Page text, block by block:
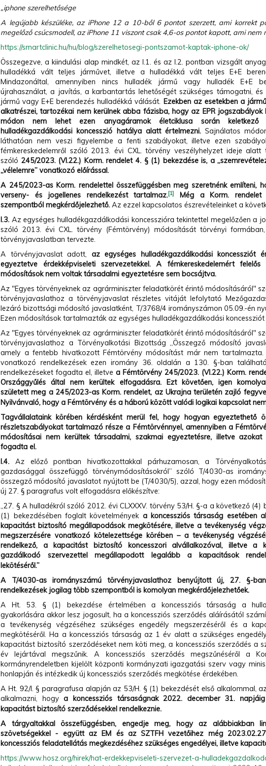
„iphone szerelhetősége
A legújabb készüléke, az iPhone 12 a 10-ből 6 pontot szerzett, ami korrekt
megelőző csúcsmodell, az iPhone 11 viszont csak 4,6-os pontot kapott, ami nem
https://smartclinic.hu/hu/blog/szerelhetosegi-pontszamot-kaptak-iphone-ok/
Összegezve, a kiindulási alap mindkét, az I.1. és az I.2. pontban vizsgált
hulladékká vált teljes járművet, illetve a hulladékká vált teljes E+E
Mindazonáltal, amennyiben nincs hulladék jármű vagy hulladék E+E
újrahasználat, a javítás, a karbantartás lehetőségét szükséges támogatni,
jármű vagy E+E berendezés hulladékká válását. Ezekben az esetekben a
alkatrészei, tartozékai nem kerülnek abba fázisba, hogy az EPR
módon nem lehet ezen anyagáramok életciklusa során keletkező
hulladékgazdálkodási koncesszió hatálya alatt értelmezni.Sajnálatos
láthatóan nem veszi figyelembe a fenti szabályokat, illetve ezen
fémkereskedelemről szóló 2013. évi CXL. törvény veszélyhelyzet ideje alatt
szóló 245/2023. (VI.22.) Korm. rendelet 4. § (1) bekezdése is, a
„vélelemre” vonatkozó előírással.
A 245/2023-as Korm. rendelettel összefüggésben meg szeretnénk említeni,
verseny- és jogellenes rendelkezést tartalmaz.[1]
Még a Korm.
szempontból megkérdőjelezhető.Az ezzel kapcsolatos észrevételeinket a
I.3. Az egységes hulladékgazdálkodási koncesszióra tekintettel megelőzően a
szóló 2013. évi CXL. törvény (Fémtörvény) módosítását törvényi
törvényjavaslatban tervezte.
A törvényjavaslat adott, az egységes hulladékgazdálkodási koncessziót
egyeztetve érdekképviseleti szervezetekkel.
A fémkereskedelemért
módosítások nem voltak társadalmi egyeztetésre sem bocsájtva.
Az "Egyes törvényeknek az agrárminiszter feladatkörét érintő módosításáról"
törvényjavaslathoz a törvényjavaslat részletes vitáját lefolytató
lezáró bizottsági módosító javaslatként, T/3768/4 irományszámon 05.09.-én
Ezen módosítások tartalmazták az egységes hulladékgazdálkodási koncessziót
Az "Egyes törvényeknek az agrárminiszter feladatkörét érintő módosításáról"
törvényjavaslathoz a Törvényalkotási Bizottság „Összegző módosító
amely a fentebb hivatkozott Fémtörvény módosítást már nem
vonatkozó rendelkezések ezen iromány 36. oldalán a 130. §-ban
rendelkezéseket fogadta el, illetvea Fémtörvény245/2023. (VI.22.) Korm.
Országgyűlés által nem kerültek elfogadásra. Ezt követően, igen
született meg a 245/2023-as Korm. rendelet, az Ukrajna területén zajló
Nyilvánvaló, hogy a Fémtörvény és a háború között valódi logikai kapcsolat
Tagvállalataink körében kérdésként merül fel, hogy hogyan egyeztethető
részletszabályokat tartalmazó része a Fémtörvénnyel, amennyiben a
módosításai nem kerültek társadalmi, szakmai egyeztetésre, illetve
fogadta el.
I.4. Az előző pontban hivatkozottakkal párhuzamosan, a
gazdasággal összefüggő törvénymódosításokról” szóló T/4030-as
összegző módosító javaslatot nyújtott be (T/4030/5), azzal, hogy ezen
új 27. § paragrafus volt elfogadásra előkészítve:
„27. § A hulladékról szóló 2012. évi CLXXXV. törvény 53/H. §-a a következő (4)
(1) bekezdésében foglalt követelmények a koncessziós társaság esetében
kapacitást biztosító megállapodások megkötésére, illetve a tevékenység
megszerzésére vonatkozó kötelezettsége körében – a tevékenység
rendelkező, a kapacitást biztosító koncesszori alvállalkozóval, illetve a
gazdálkodó szervezettel megállapodott legalább a kapacitások
lekötéséről.”
A T/4030-as irományszámú törvényjavaslathoz benyújtott új, 27. §-
rendelkezések jogilag több szempontból is komolyan megkérdőjelezhetőek.
A Ht. 53. § (1) bekezdése értelmében a koncessziós társaság a
gyakorlására akkor lesz jogosult, ha a koncessziós szerződés aláírásától
a tevékenység végzéséhez szükséges engedély megszerzéséről és a
megkötéséről. Ha a koncessziós társaság az 1 év alatt a szükséges
kapacitást biztosító szerződéseket nem köti meg, a koncessziós szerződés a
év lejártával megszűnik. A koncessziós szerződés megszűnéséről a
kormányrendeletben kijelölt központi kormányzati igazgatási szerv vagy
honlapján és intézkedik új koncessziós szerződés megkötése érdekében.
A Ht. 92/I. § paragrafusa alapján az 53/H. § (1) bekezdését első alkalommal,
alkalmazni, hogya koncessziós társaságnak 2022. december 31.
kapacitást biztosító szerződésekkel rendelkeznie.
A tárgyaltakkal összefüggésben, engedje meg, hogy az alábbiakban
szövetségekkel - együtt az EM és az SZTFH vezetőihez még
koncessziós feladatellátás megkezdéséhez szükséges engedélyei, illetve
https://www.hosz.org/hirek/hat-erdekkepviseleti-szervezet-a-